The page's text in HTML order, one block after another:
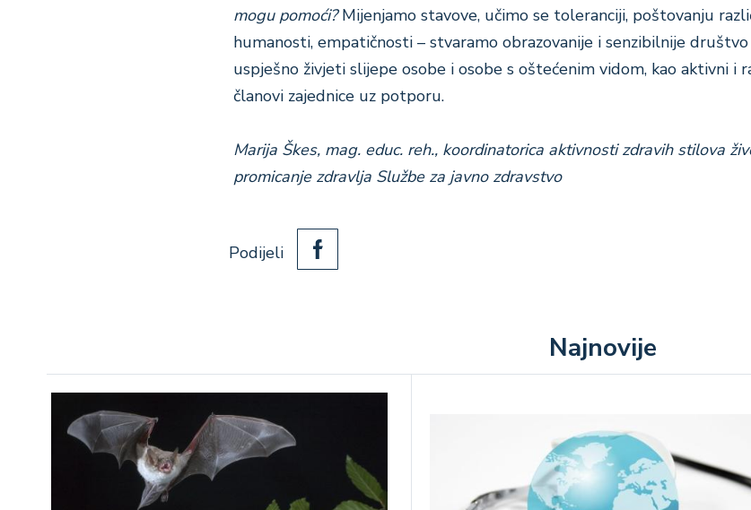
mogu pomoći?Mijenjamo stavove, učimo se toleranciji, poštovanju
humanosti, empatičnosti – stvaramo obrazovanije i senzibilnije
uspješno živjeti slijepe osobe i osobe s oštećenim vidom, kao aktivni i
članovi zajednice uz potporu.
Marija Škes, mag. educ. reh., koordinatorica aktivnosti zdravih stilova
promicanje zdravlja Službe za javno zdravstvo
Podijeli
Najnovije